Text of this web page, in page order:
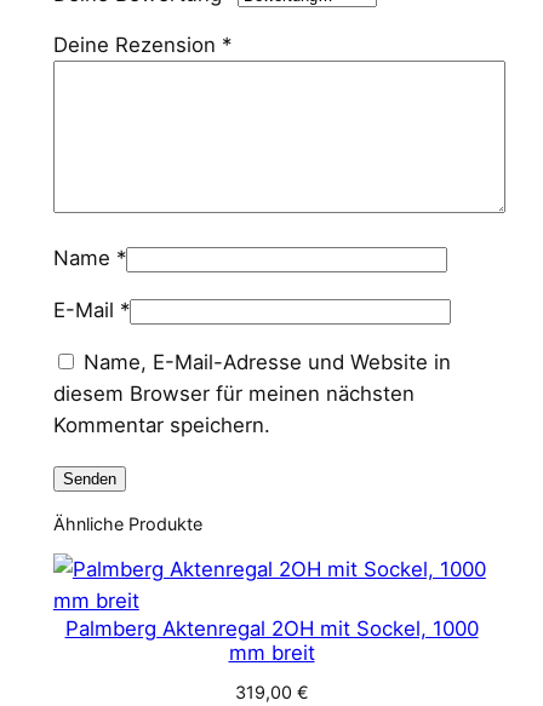
Deine Rezension *
Name *
E-Mail *
Name, E-Mail-Adresse und Website in
diesem Browser für meinen nächsten
Kommentar speichern.
Ähnliche Produkte
Palmberg Aktenregal 2OH mit Sockel, 1000
mm breit
319,00 €